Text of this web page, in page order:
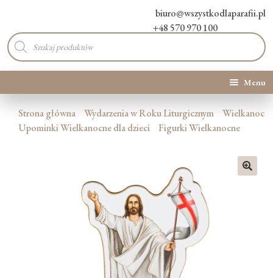
biuro@wszystkodlaparafii.pl
+48 570 970 100
Wyszukiwarka
produktów
Menu
Kategorie produktów
Strona główna Wydarzenia w Roku Liturgicznym
Wielkanoc
Upominki Wielkanocne dla dzieci
Figurki Wielkanocne